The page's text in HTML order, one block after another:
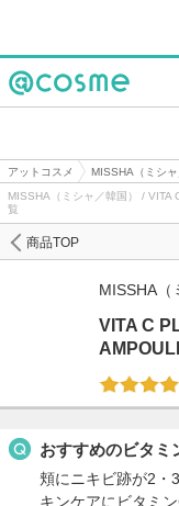
アットコスメ MISSHA（ミシャ
MISSHA（ミシャ／韓国） / VITA
覧
商品TOP
MISSHA（
VITA C
おすすめのビタミ
頬にニキビ跡が2・
キンケアにビタミ